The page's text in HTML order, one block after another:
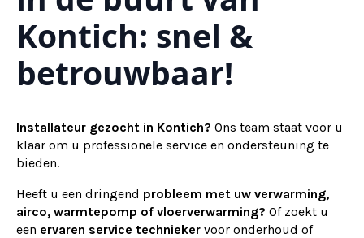
Kontich: snel &
betrouwbaar!
Installateur gezocht in Kontich? Ons team staat voor u
klaar om u professionele service en ondersteuning te
bieden.
Heeft u een dringend probleem met uw verwarming,
airco, warmtepomp of vloerverwarming? Of zoekt u
een ervaren service technieker voor onderhoud of